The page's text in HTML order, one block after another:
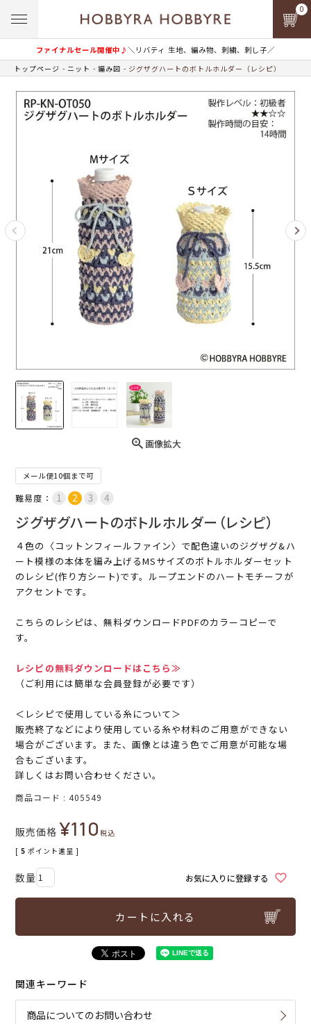
ファイナルセール開催中♪＼リバティ 生地、編み物、刺繍、刺し子／
0
トップページ ニット 編み図 ジグザグハートのボトルホルダー（レシピ）
画像拡大
メール便10個まで可
難易度：
ジグザグハートのボトルホルダー（レシピ）
４色の〈コットンフィールファイン〉で配色違いのジグザグ&ハ
ート模様の本体を編み上げるMSサイズのボトルホルダーセット
のレシピ(作り方シート)です。ループエンドのハートモチーフが
アクセントです。
こちらのレシピは、無料ダウンロードPDFのカラーコピーで
す。
レシピの無料ダウンロードはこちら≫
（ご利用には簡単な会員登録が必要です）
＜レシピで使用している糸について＞
販売終了などにより使用している糸や材料のご用意ができない
場合がございます。また、画像とは違う色でご用意が可能な場
合もございます。
詳しくはお問い合わせください。
商品コード 405549
販売価格 ¥110税込
[ 5 ポイント進呈 ]
お気に入りに登録する
カートに入れる
関連キーワード
商品についてのお問い合わせ